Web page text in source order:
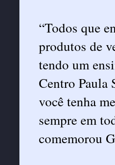
“Todos que
produtos de
tendo um
Centro Paula
você tenha
sempre em
comemorou